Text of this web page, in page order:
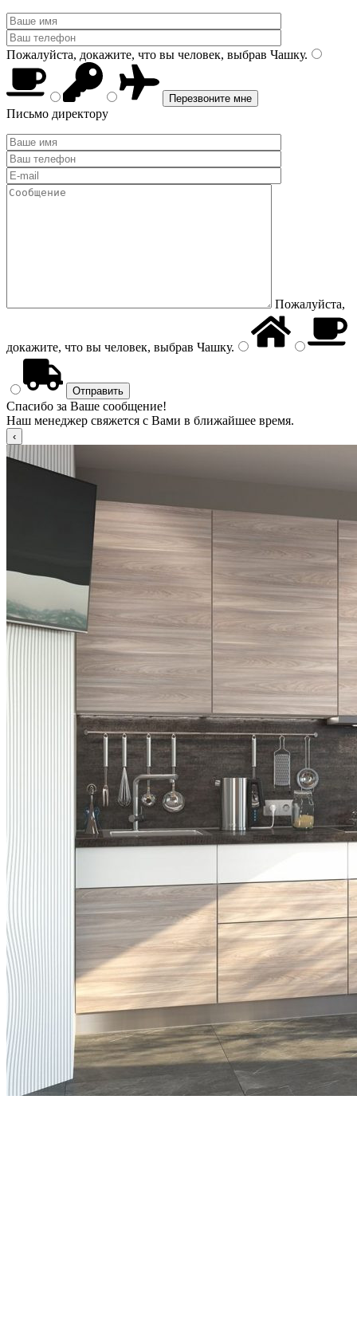
Пожалуйста, докажите, что вы человек, выбрав Чашку.
Письмо директору
Пожалуйста,
докажите, что вы человек, выбрав Чашку.
Спасибо за Ваше сообщение!
Наш менеджер свяжется с Вами в ближайшее время.